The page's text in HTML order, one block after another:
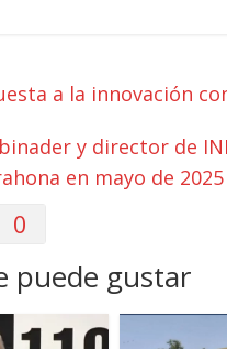
a la innovación
y director de
en mayo de 2025
0
puede gustar